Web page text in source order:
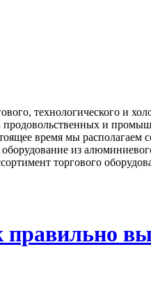
технологического и
и
время мы
из
торгового
правильно